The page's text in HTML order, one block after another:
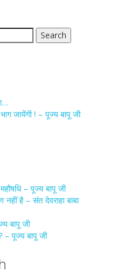
जायेंगी ! – पूज्य बापू जी
– पूज्य बापू जी
है – संत देवराहा बाबा
बापू जी
– पूज्य बापू जी